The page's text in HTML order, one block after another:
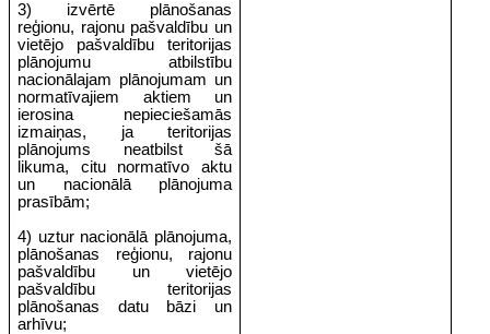
3) izvērtē plānošanas
reģionu, rajonu pašvaldību un
vietējo pašvaldību teritorijas
plānojumu atbilstību
nacionālajam plānojumam un
normatīvajiem aktiem un
ierosina nepieciešamās
izmaiņas, ja teritorijas
plānojums neatbilst šā
likuma, citu normatīvo aktu
un nacionālā plānojuma
prasībām;
4) uztur nacionālā plānojuma,
plānošanas reģionu, rajonu
pašvaldību un vietējo
pašvaldību teritorijas
plānošanas datu bāzi un
arhīvu;